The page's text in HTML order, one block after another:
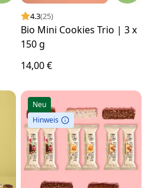
4.3(25)
Bio Mini Cookies Trio | 3 x
150 g
14,00 €
Neu
Hinweis